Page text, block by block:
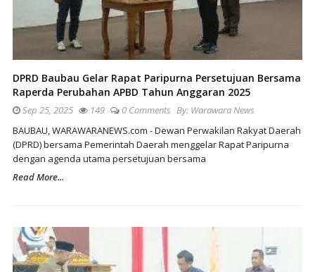
DPRD Baubau Gelar Rapat Paripurna Persetujuan Bersama
Raperda Perubahan APBD Tahun Anggaran 2025
Sep 25, 2025 149 0 Comments By: Warawara News
BAUBAU, WARAWARANEWS.com - Dewan Perwakilan Rakyat Daerah
(DPRD) bersama Pemerintah Daerah menggelar Rapat Paripurna
dengan agenda utama persetujuan bersama
Read More...